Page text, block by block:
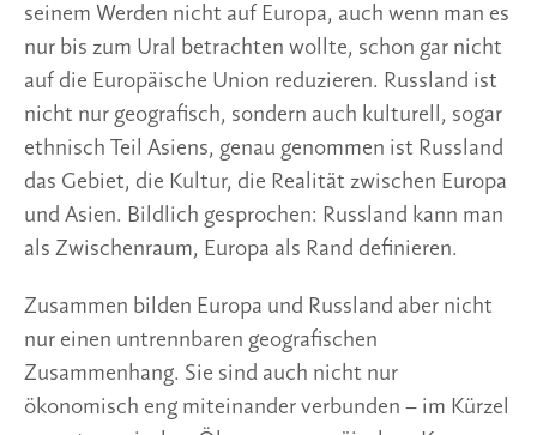
seinem Werden nicht auf Europa, auch wenn man es
nur bis zum Ural betrachten wollte, schon gar nicht
auf die Europäische Union reduzieren. Russland ist
nicht nur geografisch, sondern auch kulturell, sogar
ethnisch Teil Asiens, genau genommen ist Russland
das Gebiet, die Kultur, die Realität zwischen Europa
und Asien. Bildlich gesprochen: Russland kann man
als Zwischenraum, Europa als Rand definieren.
Zusammen bilden Europa und Russland aber nicht
nur einen untrennbaren geografischen
Zusammenhang. Sie sind auch nicht nur
ökonomisch eng miteinander verbunden – im Kürzel